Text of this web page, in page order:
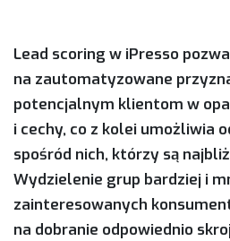
Lead scoring w iPresso
na zautomatyzowane
potencjalnym klientom w
i cechy, co z kolei umożliwia
spośród nich, którzy są
Wydzielenie grup bardziej i
zainteresowanych
na dobranie odpowiednio